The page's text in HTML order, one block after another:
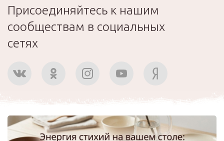
Присоединяйтесь к нашим
сообществам в социальных
сетях